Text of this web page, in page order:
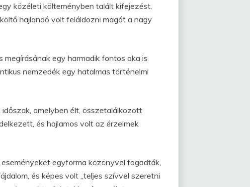
közéleti költeményben talált kifejezést.
hajlandó volt feláldozni magát a nagy
egy harmadik fontos oka is
nemzedék egy hatalmas történelmi
amelyben élt, összetalálkozott
és hajlamos volt az érzelmek
egyforma közönyvel fogadták,
és képes volt „teljes szívvel szeretni